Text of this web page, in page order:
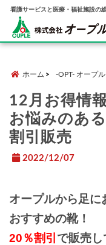
看護サービスと医療・福祉施設の
ホーム -OPT- オープ
12月お得情
お悩みのあ
割引販売
2022/12/07
オープルから足に
おすすめの靴！
20％割引 で販売し